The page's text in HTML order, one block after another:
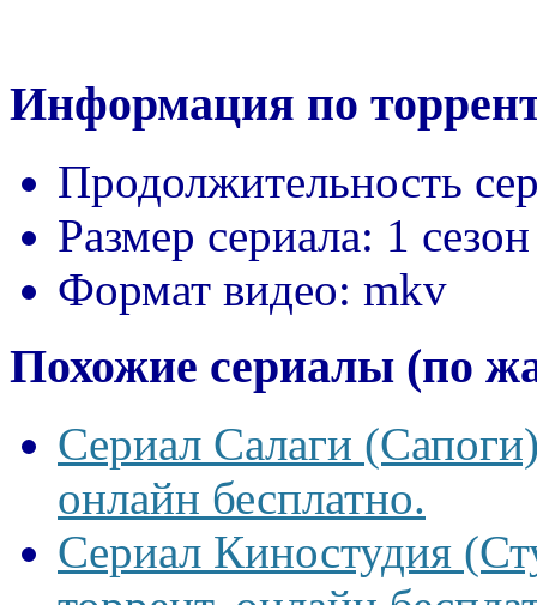
Информация по
Продолжительность
Размер сериала: 1
Формат видео: mkv
Похожие сериалы (по
Сериал Салаги
онлайн бесплатно.
Сериал Киностудия